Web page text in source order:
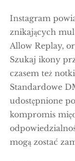
Instagram
znikających
Allow Replay,
Szukaj ikony
czasem też
Standardowe
udostępnione
kompromis
mogą zostać